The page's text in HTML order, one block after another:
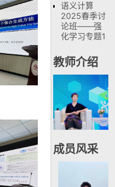
语义计算
2025春季讨
论班——强
化学习专题1
教师介绍
成员风采